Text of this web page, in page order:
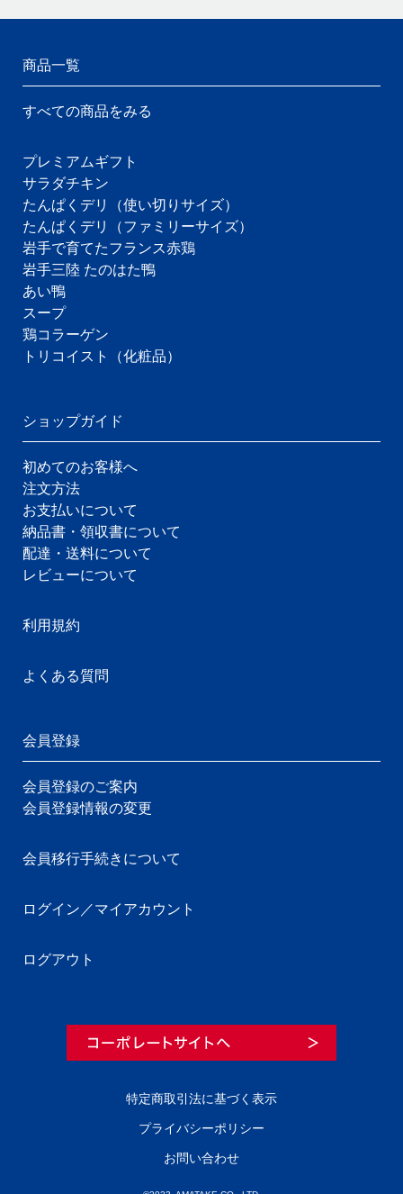
商品一覧
すべての商品をみる
プレミアムギフト
サラダチキン
たんぱくデリ（使い切りサイズ）
たんぱくデリ（ファミリーサイズ）
岩手で育てたフランス赤鶏
岩手三陸 たのはた鴨
あい鴨
スープ
鶏コラーゲン
トリコイスト（化粧品）
ショップガイド
初めてのお客様へ
注文方法
お支払いについて
納品書・領収書について
配達・送料について
レビューについて
利用規約
よくある質問
会員登録
会員登録のご案内
会員登録情報の変更
会員移行手続きについて
ログイン／マイアカウント
ログアウト
特定商取引法に基づく表示
プライバシーポリシー
お問い合わせ